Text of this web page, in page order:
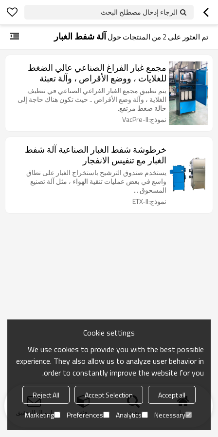
الرجاء إدخال مصطلح البحث
تم العثور على 2 من المنتجات حولآلة شفط الغبار
مجمع غبار الفراغ الصناعي عالي الضغط
للغلايات ، ووضع الأقراص ، وآلة تعبئة
الكبسولة
يتم تطبيق مجمع الغبار الفراغي الصناعي في تنظيف
الغلاية ، وآلة وضع الأقراص .. حيث تكون هناك حاجة إلى
حالة ضغط مرتفع.
نموذج:VacPre-II
خرطوشة شفط الغبار الصناعية آلة شفط
الغبار مع تنفيس الانفجار
يستخدم صندوق الترشيح باستخراج الغبار على نطاق
واسع في بعض عمليات تنقية الهواء ، مثل آلة تصنيع
المسحوق ...
نموذج:ETX-II
منزل بحث فئة ارسال التحقيق
Cookie settings
We use cookies to provide you with the best possible
experience. They also allow us to analyze user behavior in
order to constantly improve the website for you.
Accept all
Accept Selection
Reject All
Necessary
Analytics
Preferences
Marketing